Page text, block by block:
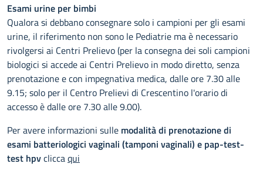
Esami urine per bimbi
Qualora si debbano consegnare solo i campioni per gli esami
urine, il riferimento non sono le Pediatrie ma è necessario
rivolgersi ai Centri Prelievo (per la consegna dei soli campioni
biologici si accede ai Centri Prelievo in modo diretto, senza
prenotazione e con impegnativa medica, dalle ore 7.30 alle
9.15; solo per il Centro Prelievi di Crescentino l'orario di
accesso è dalle ore 7.30 alle 9.00).
Per avere informazioni sulle modalità di prenotazione di
esami batteriologici vaginali (tamponi vaginali) e pap-test-
test hpvcliccaqui